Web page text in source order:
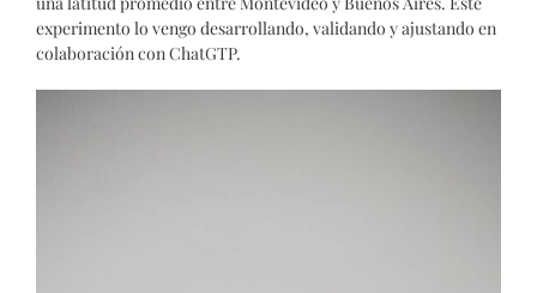
experimento lo vengo desarrollando, validando y ajustando en
colaboración con ChatGTP.